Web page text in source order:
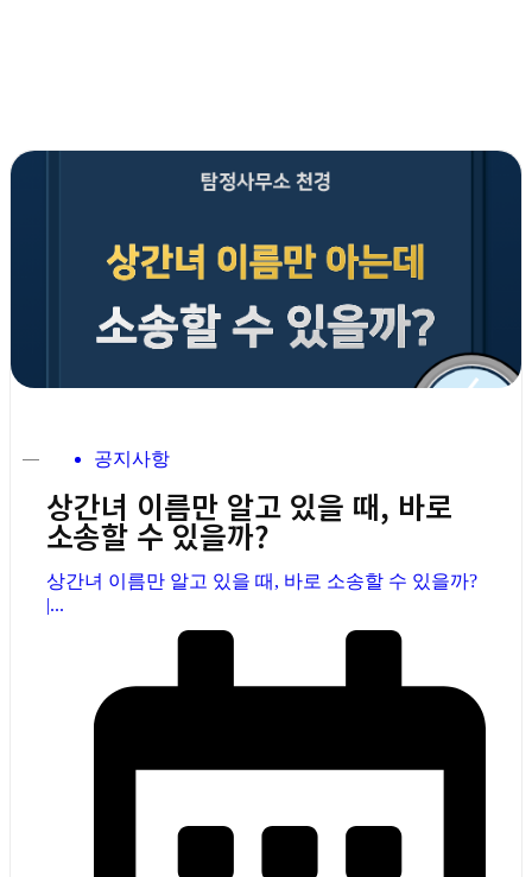
공지사항
상간녀 이름만 알고 있을 때, 바로
소송할 수 있을까?
상간녀 이름만 알고 있을 때, 바로 소송할 수 있을까?
|...